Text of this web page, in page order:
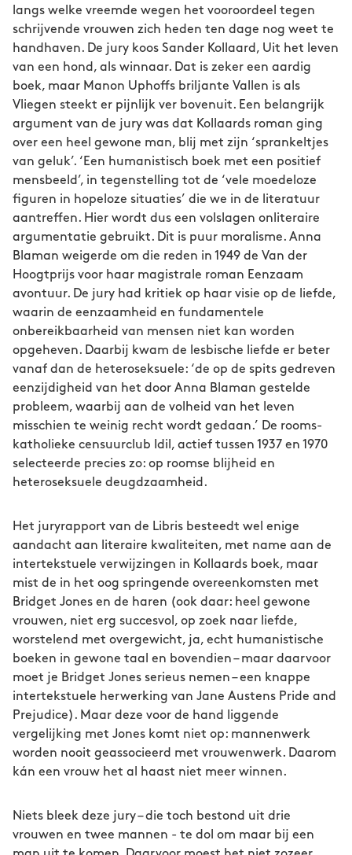
langs welke vreemde wegen het vooroordeel tegen
schrijvende vrouwen zich heden ten dage nog weet te
handhaven. De jury koos Sander Kollaard, Uit het leven
van een hond, als winnaar. Dat is zeker een aardig
boek, maar Manon Uphoffs briljante Vallen is als
Vliegen steekt er pijnlijk ver bovenuit. Een belangrijk
argument van de jury was dat Kollaards roman ging
over een heel gewone man, blij met zijn ‘sprankeltjes
van geluk’. ‘Een humanistisch boek met een positief
mensbeeld’, in tegenstelling tot de ‘vele moedeloze
figuren in hopeloze situaties’ die we in de literatuur
aantreffen. Hier wordt dus een volslagen onliteraire
argumentatie gebruikt. Dit is puur moralisme. Anna
Blaman weigerde om die reden in 1949 de Van der
Hoogtprijs voor haar magistrale roman Eenzaam
avontuur. De jury had kritiek op haar visie op de liefde,
waarin de eenzaamheid en fundamentele
onbereikbaarheid van mensen niet kan worden
opgeheven. Daarbij kwam de lesbische liefde er beter
vanaf dan de heteroseksuele: ‘de op de spits gedreven
eenzijdigheid van het door Anna Blaman gestelde
probleem, waarbij aan de volheid van het leven
misschien te weinig recht wordt gedaan.’ De rooms-
katholieke censuurclub Idil, actief tussen 1937 en 1970
selecteerde precies zo: op roomse blijheid en
heteroseksuele deugdzaamheid.
Het juryrapport van de Libris besteedt wel enige
aandacht aan literaire kwaliteiten, met name aan de
intertekstuele verwijzingen in Kollaards boek, maar
mist de in het oog springende overeenkomsten met
Bridget Jones en de haren (ook daar: heel gewone
vrouwen, niet erg succesvol, op zoek naar liefde,
worstelend met overgewicht, ja, echt humanistische
boeken in gewone taal en bovendien – maar daarvoor
moet je Bridget Jones serieus nemen – een knappe
intertekstuele herwerking van Jane Austens Pride and
Prejudice). Maar deze voor de hand liggende
vergelijking met Jones komt niet op: mannenwerk
worden nooit geassocieerd met vrouwenwerk. Daarom
kán een vrouw het al haast niet meer winnen.
Niets bleek deze jury – die toch bestond uit drie
vrouwen en twee mannen - te dol om maar bij een